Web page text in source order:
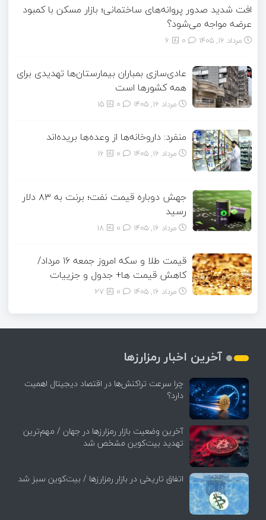
افت شدید صدور پروانه‌های ساختمانی؛ بازار مسکن با کمبود
عرضه مواجه می‌شود؟
مرداد ۱۶, ۱۴۰۵ 6
عادی‌سازی بمباران بیمارستان‌ها تهدیدی برای
همه کشورها است
مرداد ۱۶, ۱۴۰۵ 15
منفرد: داروخانه‌ها از وعده‌ها بریده‌اند
مرداد ۱۶, ۱۴۰۵ 16
جهش دوباره قیمت نفت؛ برنت به ۸۳ دلار
رسید
مرداد ۱۶, ۱۴۰۵ 18
قیمت طلا و سکه امروز جمعه ۱۶ مرداد/
کاهش قیمت ها+ جدول و جزییات
مرداد ۱۶, ۱۴۰۵ 27
آخرین اخبار رمزارزها
چرا سرعت تراکنش‌ها در اقتصاد دیجیتال اهمیت
دارد؟
آخرین وضعیت بازار رمزارزها در جهان / مهم‌ترین
تهدید بیت‌کوین مشخص شد
اتفاق تاریخی در بازار رمزارزها / بیت‌کوین سبز شد